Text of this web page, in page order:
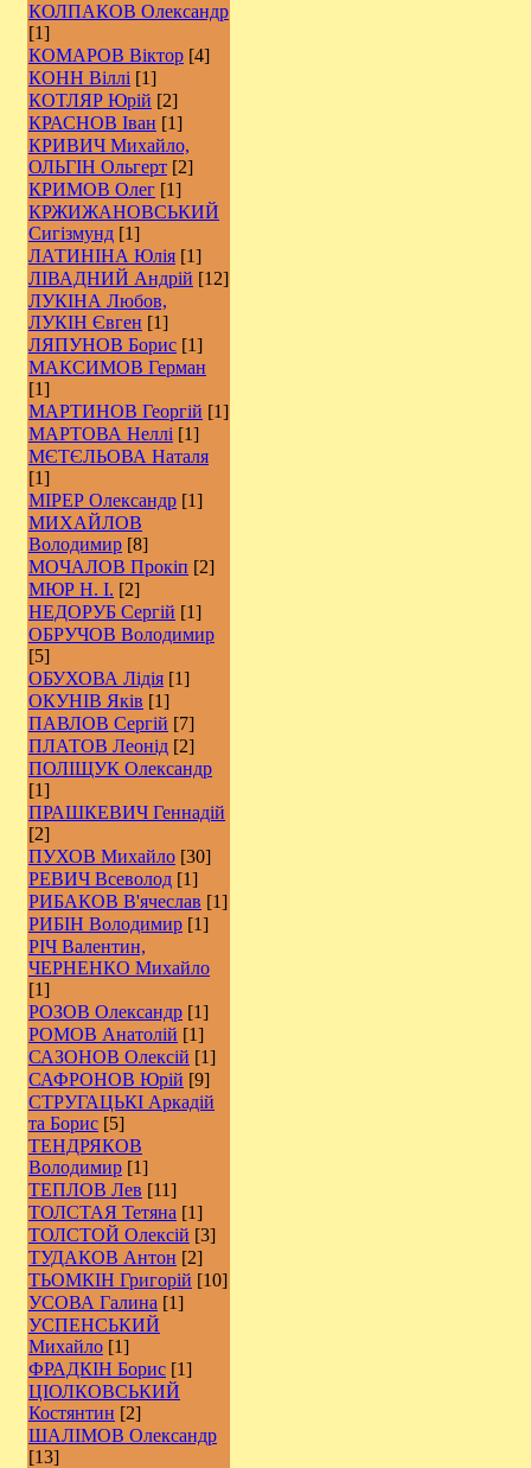
КОЛПАКОВ Олександр
[1]
КОМАРОВ Віктор [4]
КОНН Віллі [1]
КОТЛЯР Юрій [2]
КРАСНОВ Іван [1]
КРИВИЧ Михайло,
ОЛЬГІН Ольгерт [2]
КРИМОВ Олег [1]
КРЖИЖАНОВСЬКИЙ
Сигізмунд [1]
ЛАТИНІНА Юлія [1]
ЛІВАДНИЙ Андрій [12]
ЛУКІНА Любов,
ЛУКІН Євген [1]
ЛЯПУНОВ Борис [1]
МАКСИМОВ Герман
[1]
МАРТИНОВ Георгій [1]
МАРТОВА Неллі [1]
МЄТЄЛЬОВА Наталя
[1]
МІРЕР Олександр [1]
МИХАЙЛОВ
Володимир [8]
МОЧАЛОВ Прокіп [2]
МЮР Н. І. [2]
НЕДОРУБ Сергій [1]
ОБРУЧОВ Володимир
[5]
ОБУХОВА Лідія [1]
ОКУНІВ Яків [1]
ПАВЛОВ Сергій [7]
ПЛАТОВ Леонід [2]
ПОЛІЩУК Олександр
[1]
ПРАШКЕВИЧ Геннадій
[2]
ПУХОВ Михайло [30]
РЕВИЧ Всеволод [1]
РИБАКОВ В'ячеслав [1]
РИБІН Володимир [1]
РІЧ Валентин,
ЧЕРНЕНКО Михайло
[1]
РОЗОВ Олександр [1]
РОМОВ Анатолій [1]
САЗОНОВ Олексій [1]
САФРОНОВ Юрій [9]
СТРУГАЦЬКІ Аркадій
та Борис [5]
ТЕНДРЯКОВ
Володимир [1]
ТЕПЛОВ Лев [11]
ТОЛСТАЯ Тетяна [1]
ТОЛСТОЙ Олексій [3]
ТУДАКОВ Антон [2]
ТЬОМКІН Григорій [10]
УСОВА Галина [1]
УСПЕНСЬКИЙ
Михайло [1]
ФРАДКІН Борис [1]
ЦІОЛКОВСЬКИЙ
Костянтин [2]
ШАЛІМОВ Олександр
[13]